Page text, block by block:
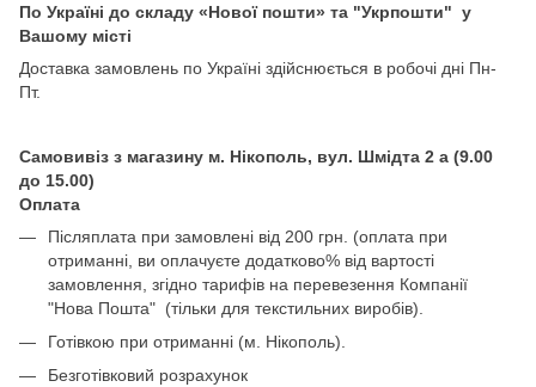
По Україні до складу «Нової пошти» та "Укрпошти" у
Вашому місті
Доставка замовлень по Україні здійснюється в робочі дні Пн-
Пт.
Самовивіз з магазину м. Нікополь, вул. Шмідта 2 а (9.00
до 15.00)
Оплата
Післяплата при замовлені від 200 грн. (оплата при
отриманні, ви оплачуєте додатково% від вартості
замовлення, згідно тарифів на перевезення Компанії
"Нова Пошта" (тільки для текстильних виробів).
Готівкою при отриманні (м. Нікополь).
Безготівковий розрахунок